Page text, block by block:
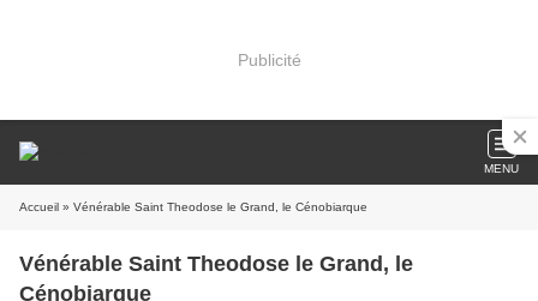
Publicité
MENU
Accueil » Vénérable Saint Theodose le Grand, le Cénobiarque
Vénérable Saint Theodose le Grand, le
Cénobiarque